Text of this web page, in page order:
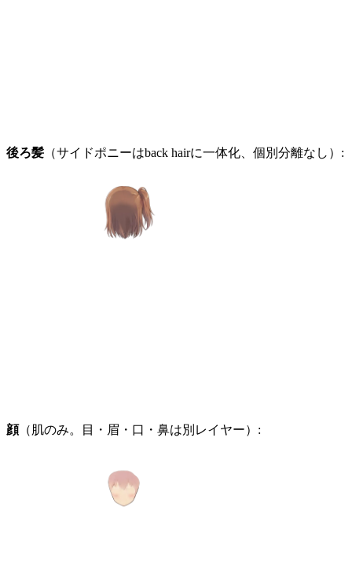
後ろ髪 （サイドポニーはback hairに一体化、個別分離なし）:
顔（肌のみ。目・眉・口・鼻は別レイヤー）: